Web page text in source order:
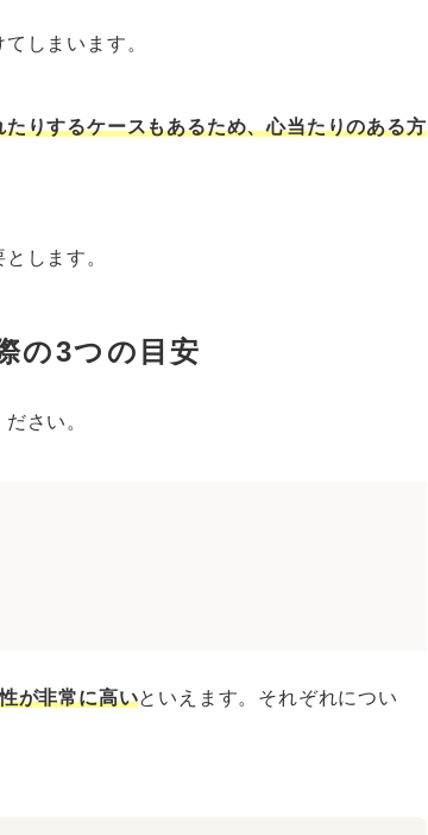
しまいます。
りするケースもあるため、心当たりのある方
します。
の3つの目安
さい。
が非常に高いといえます。それぞれについ